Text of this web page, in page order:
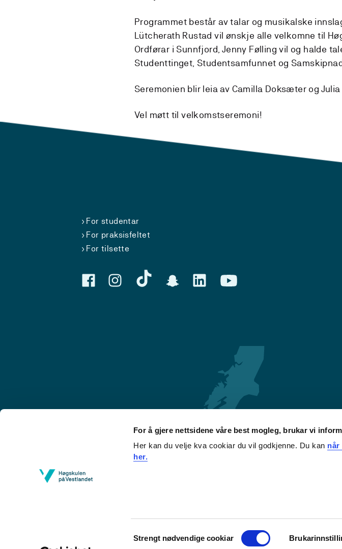
For å gjere nettsidene våre best mogleg, brukar vi
Her kan du velje kva cookiar du vil godkjenne. Du kan når
her.
Selection
Strengt nødvendige cookiar
Programmet består av talar og musikalske
Lütcherath Rustad vil ønskje alle velkomne til
Ordførar i Sunnfjord, Jenny Følling vil og halde
Studenttinget, Studentsamfunnet og
Seremonien blir leia av Camilla Doksæter og Julia
Vel møtt til velkomstseremoni!
For studentar
For praksisfeltet
For tilsette